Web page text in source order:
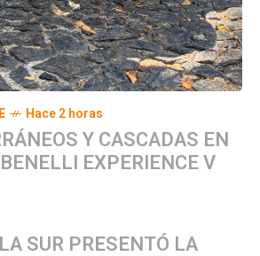
Hace 2 horas
Y CASCADAS EN
EXPERIENCE V
SUR PRESENTÓ LA